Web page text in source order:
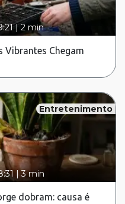
|2 min
Vibrantes Chegam
Entretenimento
|3 min
dobram: causa é